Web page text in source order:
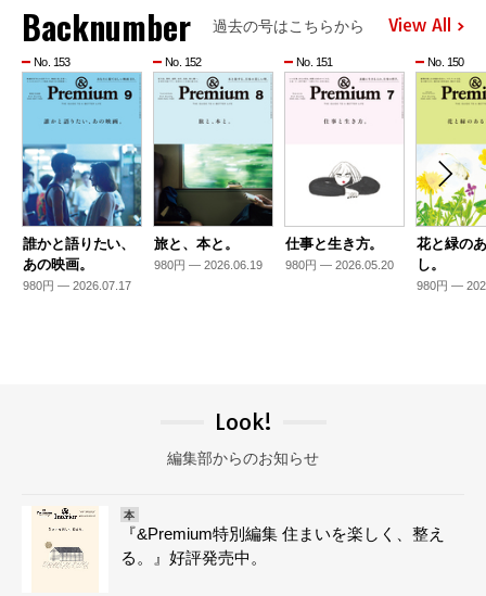
Backnumber 過去の号はこちらから View All
No. 153
誰かと語りたい、
あの映画。
980円 — 2026.07.17
No. 152
旅と、本と。
980円 — 2026.06.19
No. 151
仕事と生き方。
980円 — 2026.05.20
No. 150
花と緑の
し。
980円 —
Look!
編集部からのお知らせ
本
『&Premium特別編集 住まいを楽しく、整え
る。』好評発売中。